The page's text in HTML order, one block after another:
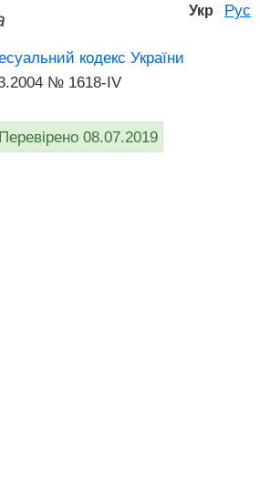
Укр Рус
кодекс України
№ 1618-IV
08.07.2019